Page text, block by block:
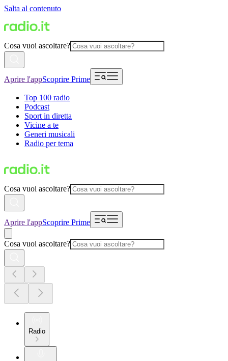
Salta al contenuto
Cosa vuoi ascoltare?
Aprire l'appScoprire Prime
Top 100 radio
Podcast
Sport in diretta
Vicine a te
Generi musicali
Radio per tema
Cosa vuoi ascoltare?
Aprire l'appScoprire Prime
Cosa vuoi ascoltare?
Radio